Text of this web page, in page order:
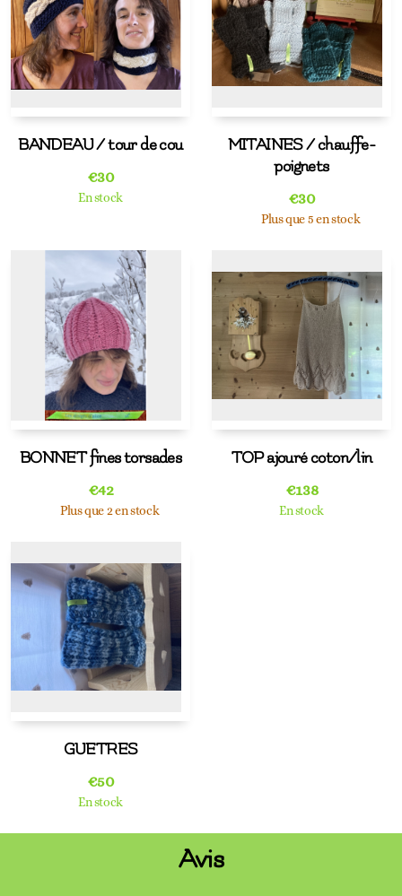
BANDEAU / tour de cou
€30
En stock
MITAINES / chauffe-
poignets
€30
Plus que 5 en stock
BONNET fines torsades
€42
Plus que 2 en stock
TOP ajouré coton/lin
€138
En stock
GUETRES
€50
En stock
Avis